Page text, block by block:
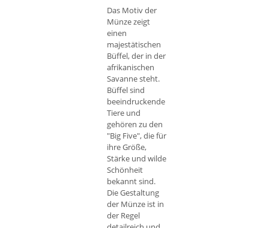
Das Motiv der
Münze zeigt
einen
majestätischen
Büffel, der in der
afrikanischen
Savanne steht.
Büffel sind
beeindruckende
Tiere und
gehören zu den
"Big Five", die für
ihre Größe,
Stärke und wilde
Schönheit
bekannt sind.
Die Gestaltung
der Münze ist in
der Regel